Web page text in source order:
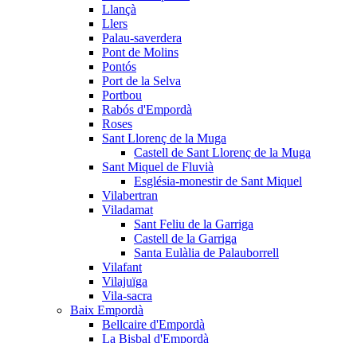
Llançà
Llers
Palau-saverdera
Pont de Molins
Pontós
Port de la Selva
Portbou
Rabós d'Empordà
Roses
Sant Llorenç de la Muga
Castell de Sant Llorenç de la Muga
Sant Miquel de Fluvià
Església-monestir de Sant Miquel
Vilabertran
Viladamat
Sant Feliu de la Garriga
Castell de la Garriga
Santa Eulàlia de Palauborrell
Vilafant
Vilajuïga
Vila-sacra
Baix Empordà
Bellcaire d'Empordà
La Bisbal d'Empordà